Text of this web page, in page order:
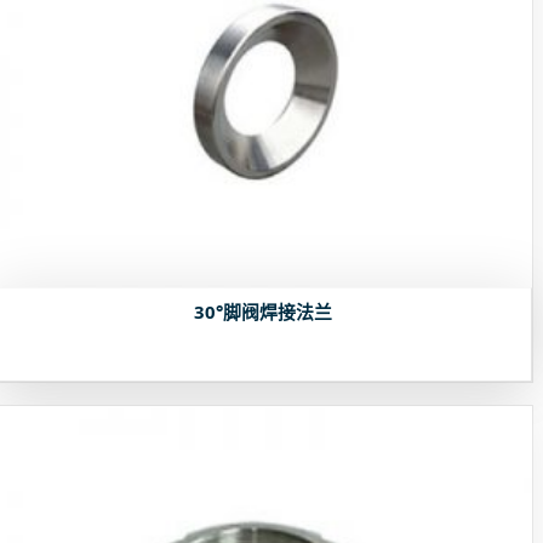
30°脚阀焊接法兰